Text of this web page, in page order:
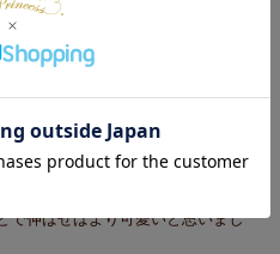
あるので
で伸ばせばより可愛いと思いまし